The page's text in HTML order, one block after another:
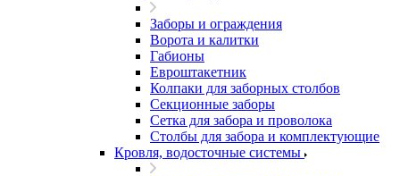
Заборы и ограждения
Ворота и калитки
Габионы
Евроштакетник
Колпаки для заборных столбов
Секционные заборы
Сетка для забора и проволока
Столбы для забора и комплектующие
Кровля, водосточные системы